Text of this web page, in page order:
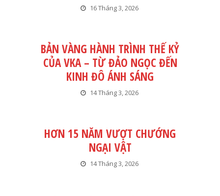
16 Tháng 3, 2026
BẢN VÀNG HÀNH TRÌNH THẾ KỶ
CỦA VKA – TỪ ĐẢO NGỌC ĐẾN
KINH ĐÔ ÁNH SÁNG
14 Tháng 3, 2026
HƠN 15 NĂM VƯỢT CHƯỚNG
NGẠI VẬT
14 Tháng 3, 2026